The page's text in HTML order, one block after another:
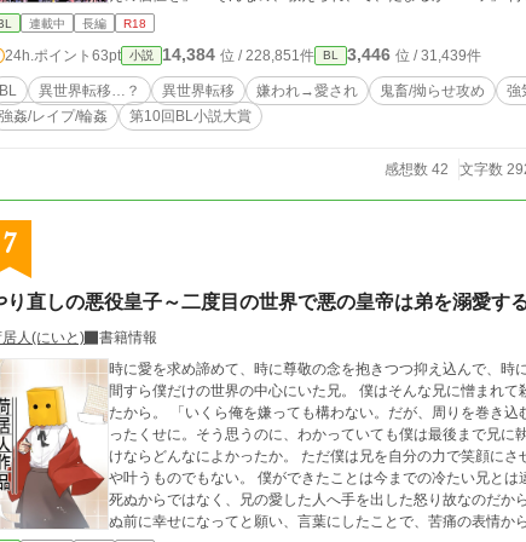
次第に骨抜きにされていきます。受けが攻めに救われる話でも
す。 ＊受けは両性具有なので、女性器もあります。 ＊攻めが鬼畜です。攻め主導の寝取らせもあり。 ＊申し訳あ
りませんが閲覧は自己責任でお願い致します。 ＊他サイトへも
連載中 長編 R18
24h.ポイント 63pt 小説 14,384 位 / 228,851件 BL 3,446 位 / 31,439件
BL 異世界転移…？ 異世界転移 嫌われ→愛され 鬼畜/拗らせ攻め 強
強姦/レイプ/輪姦
第10回BL小説大賞
感想数 42 文字数
7
り直しの悪役皇子～二度目の世界で悪の皇帝は弟を溺愛す
人(にいと)
書籍情報
時に愛を求め諦めて、時に尊敬の念を抱きつつ抑え込んで、
間すら僕だけの世界の中心にいた兄。 僕はそんな兄に憎まれて殺された。理由は単純に兄の大事な人を殺そうとし
たから。 「いくら俺を嫌っても構わない。だが、周りを巻き込むお前には失望した」 失望するほどのものすらなか
ったくせに。そう思うのに、わかっていても僕は最後まで兄
けならどんなによかったか。 ただ僕は兄を自分の力で笑顔にさせてみたかったのだと死ぬ間際に理解したが、もは
や叶うものでもない。 僕ができたことは今までの冷たい兄とは違う苦痛な表情を引き出させたくらい。それも僕が
死ぬからではなく、兄の愛した人へ手を出した怒り故なのだから救われない。 それでも本当
ぬ前に幸せになってと願い、言葉にしたことで、苦痛の表情か